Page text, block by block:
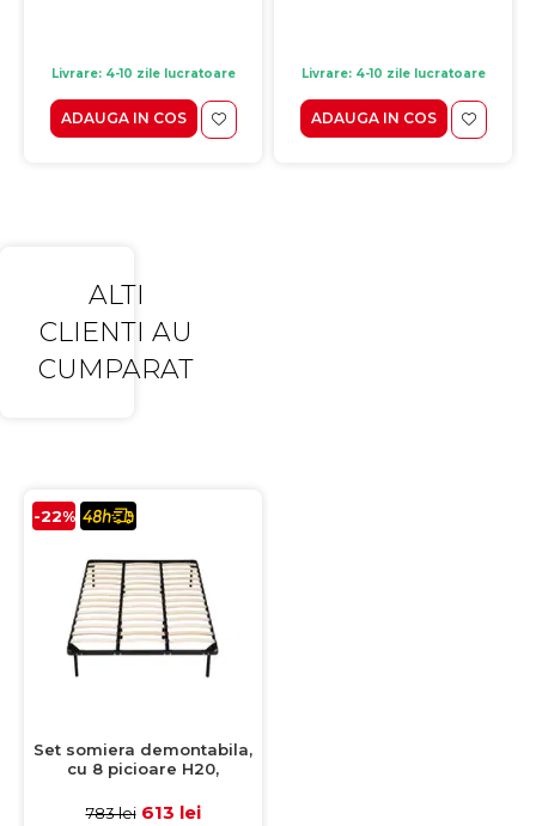
Livrare: 4-10 zile lucratoare
ADAUGA IN COS
Livrare: 4-10 zile lucratoare
ADAUGA IN COS
ALTI
CLIENTI AU
CUMPARAT
-22%
Set somiera demontabila,
cu 8 picioare H20,
783 lei 613 lei